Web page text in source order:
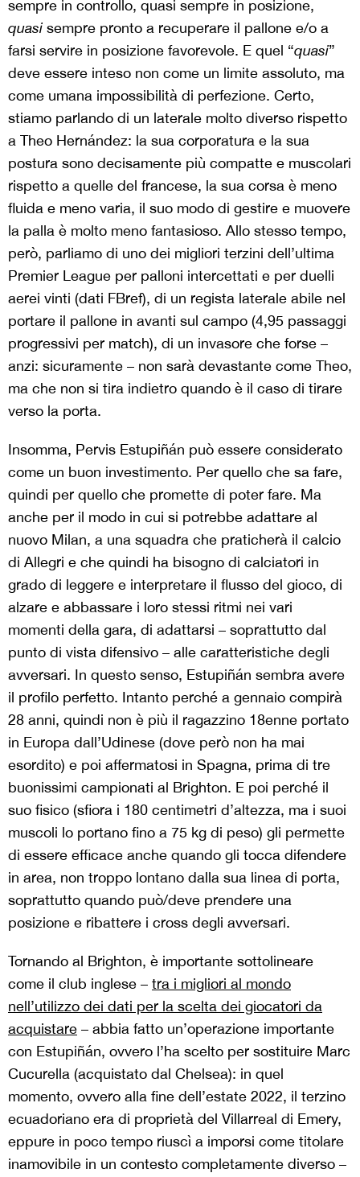
sempre in controllo, quasi sempre in posizione,
quasi sempre pronto a recuperare il pallone e/o a
farsi servire in posizione favorevole. E quel “quasi”
deve essere inteso non come un limite assoluto, ma
come umana impossibilità di perfezione. Certo,
stiamo parlando di un laterale molto diverso rispetto
a Theo Hernández: la sua corporatura e la sua
postura sono decisamente più compatte e muscolari
rispetto a quelle del francese, la sua corsa è meno
fluida e meno varia, il suo modo di gestire e muovere
la palla è molto meno fantasioso. Allo stesso tempo,
però, parliamo di uno dei migliori terzini dell’ultima
Premier League per palloni intercettati e per duelli
aerei vinti (dati FBref), di un regista laterale abile nel
portare il pallone in avanti sul campo (4,95 passaggi
progressivi per match), di un invasore che forse –
anzi: sicuramente – non sarà devastante come Theo,
ma che non si tira indietro quando è il caso di tirare
verso la porta.
Insomma, Pervis Estupiñán può essere considerato
come un buon investimento. Per quello che sa fare,
quindi per quello che promette di poter fare. Ma
anche per il modo in cui si potrebbe adattare al
nuovo Milan, a una squadra che praticherà il calcio
di Allegri e che quindi ha bisogno di calciatori in
grado di leggere e interpretare il flusso del gioco, di
alzare e abbassare i loro stessi ritmi nei vari
momenti della gara, di adattarsi – soprattutto dal
punto di vista difensivo – alle caratteristiche degli
avversari. In questo senso, Estupiñán sembra avere
il profilo perfetto. Intanto perché a gennaio compirà
28 anni, quindi non è più il ragazzino 18enne portato
in Europa dall’Udinese (dove però non ha mai
esordito) e poi affermatosi in Spagna, prima di tre
buonissimi campionati al Brighton. E poi perché il
suo fisico (sfiora i 180 centimetri d’altezza, ma i suoi
muscoli lo portano fino a 75 kg di peso) gli permette
di essere efficace anche quando gli tocca difendere
in area, non troppo lontano dalla sua linea di porta,
soprattutto quando può/deve prendere una
posizione e ribattere i cross degli avversari.
Tornando al Brighton, è importante sottolineare
come il club inglese – tra i migliori al mondo
nell’utilizzo dei dati per la scelta dei giocatori da
acquistare – abbia fatto un’operazione importante
con Estupiñán, ovvero l’ha scelto per sostituire Marc
Cucurella (acquistato dal Chelsea): in quel
momento, ovvero alla fine dell’estate 2022, il terzino
ecuadoriano era di proprietà del Villarreal di Emery,
eppure in poco tempo riuscì a imporsi come titolare
inamovibile in un contesto completamente diverso –